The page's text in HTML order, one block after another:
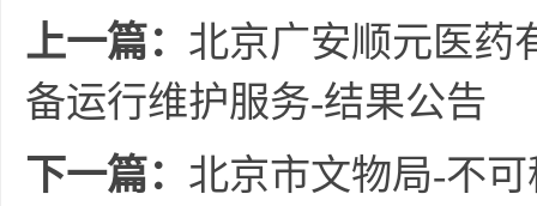
上一篇： 北京广安顺元医药
备运行维护服务-结果公告
下一篇： 北京市文物局-不